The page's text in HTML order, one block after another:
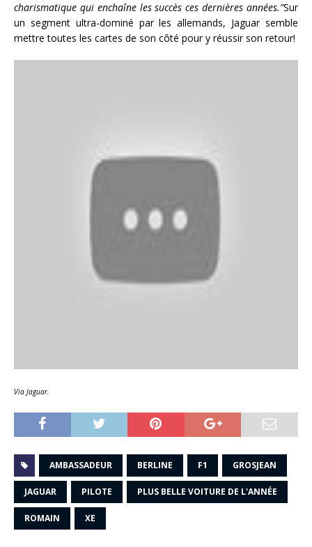
charismatique qui enchaîne les succès ces dernières années.”Sur
un segment ultra-dominé par les allemands, Jaguar semble
mettre toutes les cartes de son côté pour y réussir son retour!
Via Jaguar.
AMBASSADEUR BERLINE F1 GROSJEAN
JAGUAR PILOTE PLUS BELLE VOITURE DE L'ANNÉE
ROMAIN XE